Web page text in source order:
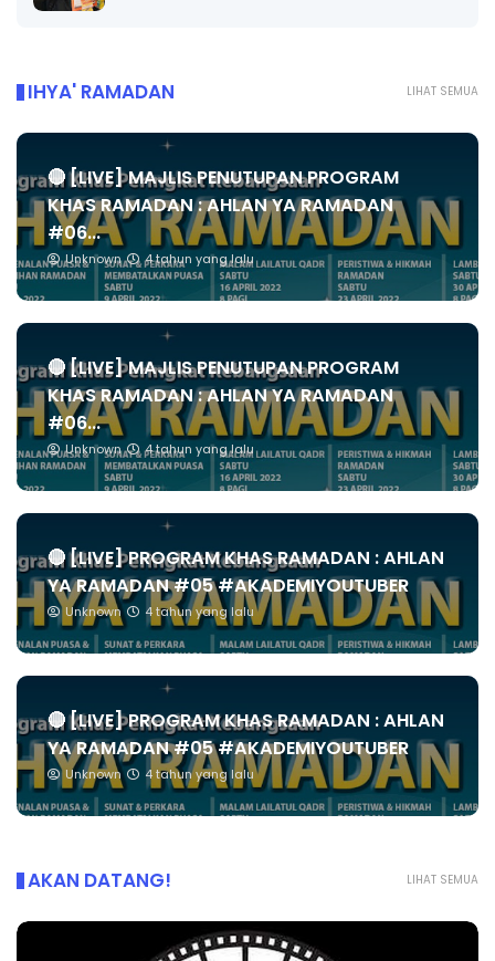
LIHAT SEMUA
IHYA' RAMADAN
🔴 [LIVE] MAJLIS PENUTUPAN PROGRAM
KHAS RAMADAN : AHLAN YA RAMADAN
#06...
Unknown 4 tahun yang lalu
🔴 [LIVE] MAJLIS PENUTUPAN PROGRAM
KHAS RAMADAN : AHLAN YA RAMADAN
#06...
Unknown 4 tahun yang lalu
🔴 [LIVE] PROGRAM KHAS RAMADAN : AHLAN
YA RAMADAN #05 #AKADEMIYOUTUBER
Unknown 4 tahun yang lalu
🔴 [LIVE] PROGRAM KHAS RAMADAN : AHLAN
YA RAMADAN #05 #AKADEMIYOUTUBER
Unknown 4 tahun yang lalu
LIHAT SEMUA
AKAN DATANG!